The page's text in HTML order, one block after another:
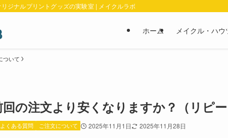
ジナルプリントグッズの実験室 | メイクルラボ
ホーム メイクル・ハウ
ついて
回の注文より安くなりますか？（リピ
よくある質問 ご注文について 2025年11月1日 2025年11月28日